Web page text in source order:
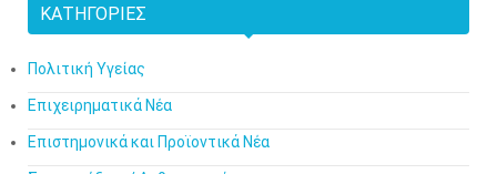
ΚΑΤΗΓΟΡΊΕΣ
Πολιτική Υγείας
Επιχειρηματικά Νέα
Επιστημονικά και Προϊοντικά Νέα